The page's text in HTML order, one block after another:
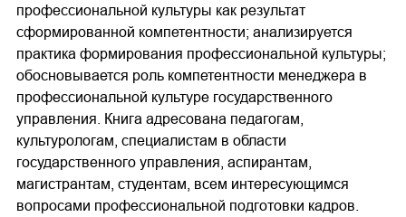
профессиональной культуры как результат
сформированной компетентности; анализируется
практика формирования профессиональной культуры;
обосновывается роль компетентности менеджера в
профессиональной культуре государственного
управления. Книга адресована педагогам,
культурологам, специалистам в области
государственного управления, аспирантам,
магистрантам, студентам, всем интересующимся
вопросами профессиональной подготовки кадров.